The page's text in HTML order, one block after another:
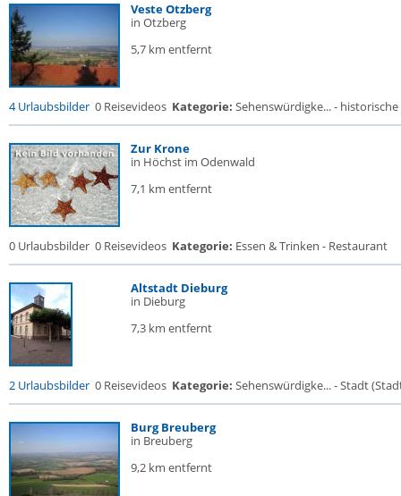
Veste Otzberg
in Otzberg
5,7 km entfernt
4 Urlaubsbilder 0 Reisevideos Kategorie: Sehenswürdigke... - historische
Zur Krone
in Höchst im Odenwald
7,1 km entfernt
0 Urlaubsbilder 0 Reisevideos Kategorie: Essen & Trinken - Restaurant
Altstadt Dieburg
in Dieburg
7,3 km entfernt
2 Urlaubsbilder 0 Reisevideos Kategorie: Sehenswürdigke... - Stadt
Burg Breuberg
in Breuberg
9,2 km entfernt